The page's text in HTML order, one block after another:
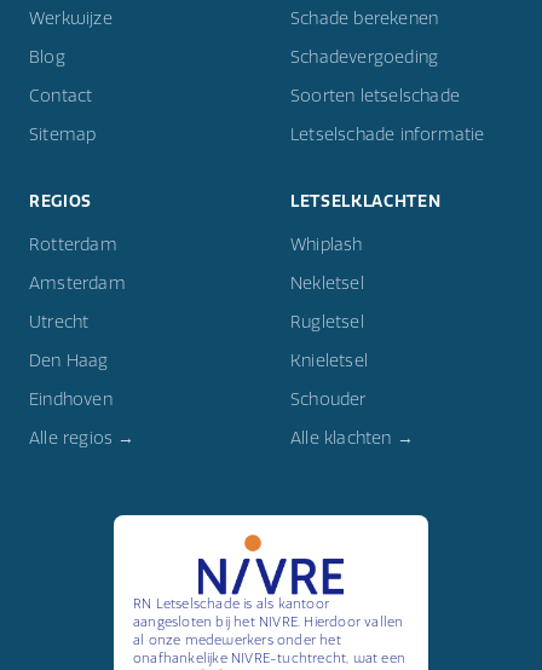
Werkwijze
Blog
Contact
Sitemap
Schade berekenen
Schadevergoeding
Soorten letselschade
Letselschade informatie
REGIOS
Rotterdam
Amsterdam
Utrecht
Den Haag
Eindhoven
Alle regios →
LETSELKLACHTEN
Whiplash
Nekletsel
Rugletsel
Knieletsel
Schouder
Alle klachten →
RN Letselschade is als kantoor
aangesloten bij het NIVRE. Hierdoor vallen
al onze medewerkers onder het
onafhankelijke NIVRE-tuchtrecht, wat een